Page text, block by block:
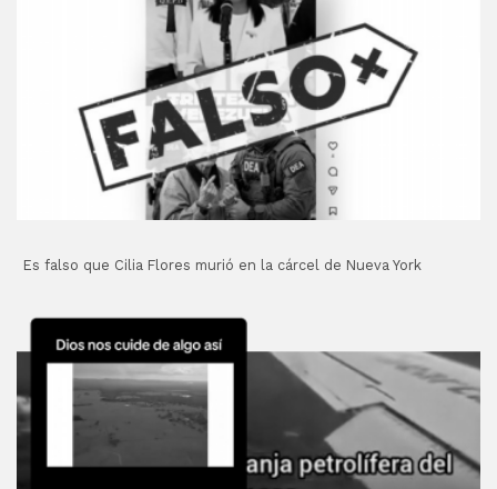
Es falso que Cilia Flores murió en la cárcel de Nueva York